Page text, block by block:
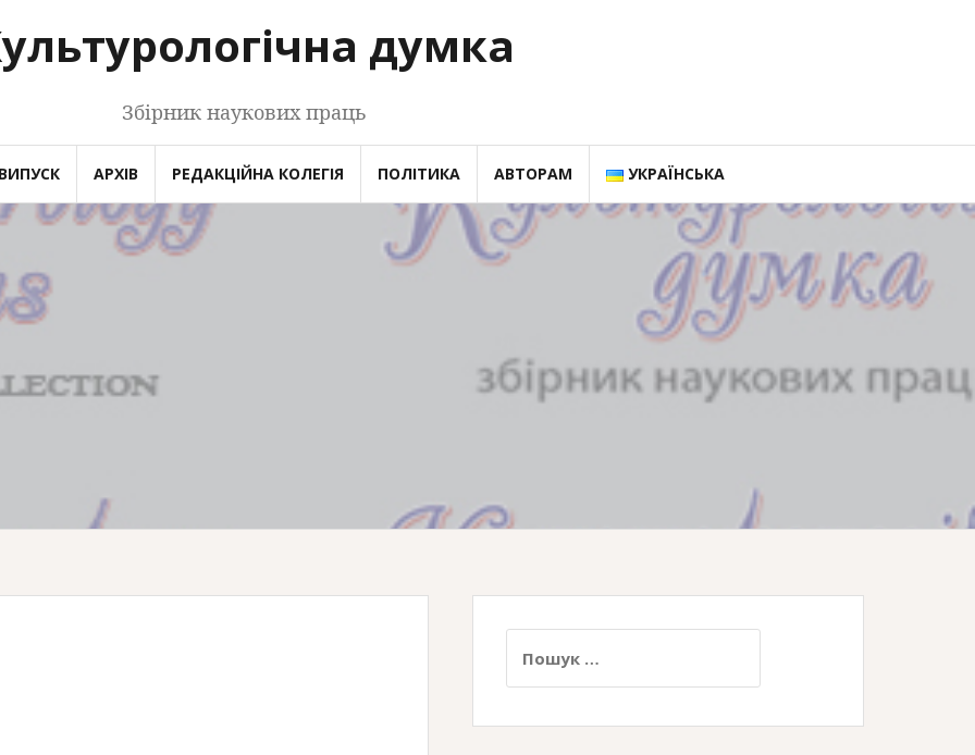
думка
Збірник наукових праць
АРХІВ РЕДАКЦІЙНА КОЛЕГІЯ ПОЛІТИКА АВТОРАМ УКРАЇНСЬКА